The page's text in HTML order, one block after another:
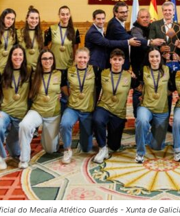
do Mecalia Atlético Guardés - Xunta de